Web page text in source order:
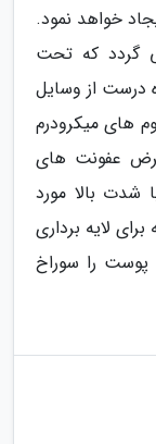
خواهد نمود.
گردد که تحت
درست از وسایل
های میکرودرم
عفونت های
شدت بالا مورد
لایه برداری
را سوراخ